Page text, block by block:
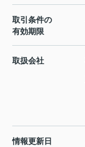
取引条件の
有効期限
取扱会社
情報更新日